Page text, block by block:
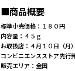
■商品概要
標準小売価格：１８０
内容量：４５ｇ
お取扱店：４月１０日（月
コンビニエンスストア
販売エリア：全国